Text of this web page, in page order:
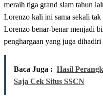
meraih tiga grand slam tahun
Lorenzo kali ini sama sekali tak
Lorenzo benar-benar menjadi
penghargaan yang juga
Baca Juga : Hasil
Saja Cek Situs SSCN